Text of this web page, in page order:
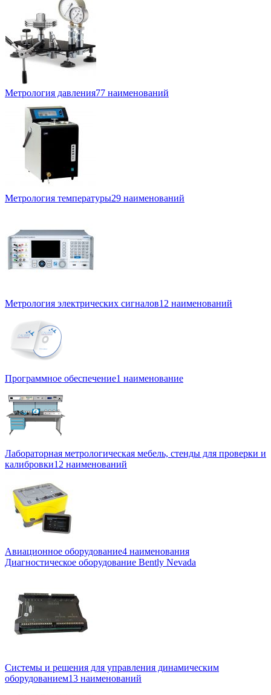
Метрология давления77 наименований
Метрология температуры29 наименований
Метрология электрических сигналов12 наименований
Программное обеспечение1 наименование
Лабораторная метрологическая мебель, стенды для проверки и
калибровки12 наименований
Авиационное оборудование4 наименования
Диагностическое оборудование Bently Nevada
Системы и решения для управления динамическим
оборудованием13 наименований